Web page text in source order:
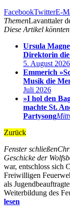
FacebookTwitterE-
ThemenLavanttaler
Diese Artikel
Ursula
Direktorin die
5. August 2026
Emmerich
Musik die
Juli 2026
»I hol den
machte St.
Partysong
Zurück
Fenster schließen
Geschicke der
war, entschloss sich
Freiwilligen
als
Weiterbildung des
lesen